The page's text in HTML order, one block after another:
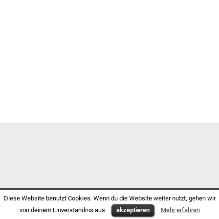
Diese Website benutzt Cookies. Wenn du die Website weiter nutzt, gehen wir
von deinem Einverständnis aus.
akzeptieren Mehr erfahren